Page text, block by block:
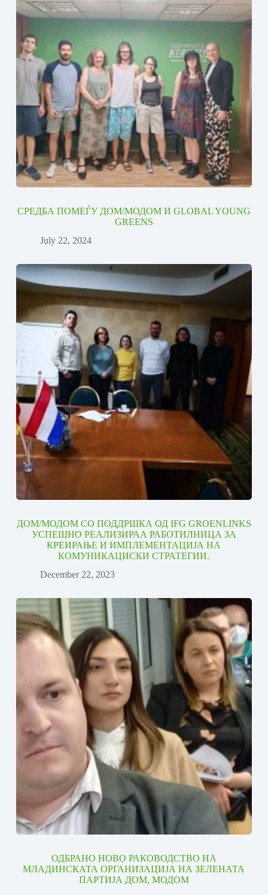
СРЕДБА ПОМЕЃУ ДОМ/МОДОМ И GLOBAL YOUNG
GREENS
July 22, 2024
ДОМ/МОДОМ СО ПОДДРШКА ОД IFG GROENLINKS
УСПЕШНО РЕАЛИЗИРАА РАБОТИЛНИЦА ЗА
КРЕИРАЊЕ И ИМПЛЕМЕНТАЦИЈА НА
КОМУНИКАЦИСКИ СТРАТЕГИИ.
December 22, 2023
ОДБРАНО НОВО РАКОВОДСТВО НА
МЛАДИНСКАТА ОРГАНИЗАЦИЈА НА ЗЕЛЕНАТА
ПАРТИЈА ДОМ, МОДОМ